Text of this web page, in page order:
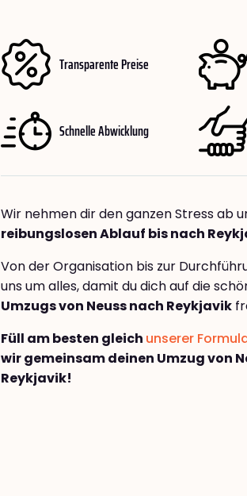
Transparente Preise
Schnelle Abwicklung
Wir nehmen dir den ganzen Stress ab
reibungslosen Ablauf bis nach
Von der Organisation bis zur
uns um alles, damit du dich auf die
Umzugs von Neuss nach Reykjavik
Füll am besten gleich unserer
wir gemeinsam deinen Umzug von
Reykjavik!